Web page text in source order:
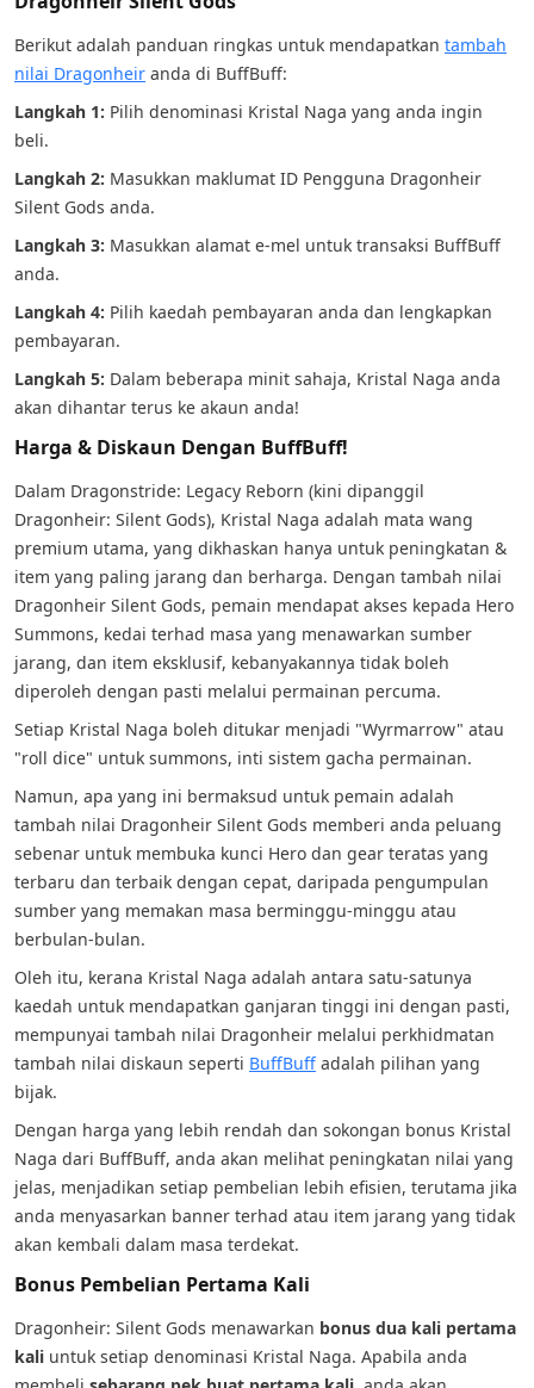
Berikut adalah panduan ringkas untuk mendapatkan tambah
nilai Dragonheir anda di BuffBuff:
Langkah 1: Pilih denominasi Kristal Naga yang anda ingin
beli.
Langkah 2: Masukkan maklumat ID Pengguna Dragonheir
Silent Gods anda.
Langkah 3: Masukkan alamat e-mel untuk transaksi BuffBuff
anda.
Langkah 4: Pilih kaedah pembayaran anda dan lengkapkan
pembayaran.
Langkah 5: Dalam beberapa minit sahaja, Kristal Naga anda
akan dihantar terus ke akaun anda!
Harga & Diskaun Dengan BuffBuff!
Dalam Dragonstride: Legacy Reborn (kini dipanggil
Dragonheir: Silent Gods), Kristal Naga adalah mata wang
premium utama, yang dikhaskan hanya untuk peningkatan &
item yang paling jarang dan berharga. Dengan tambah nilai
Dragonheir Silent Gods, pemain mendapat akses kepada Hero
Summons, kedai terhad masa yang menawarkan sumber
jarang, dan item eksklusif, kebanyakannya tidak boleh
diperoleh dengan pasti melalui permainan percuma.
Setiap Kristal Naga boleh ditukar menjadi "Wyrmarrow" atau
"roll dice" untuk summons, inti sistem gacha permainan.
Namun, apa yang ini bermaksud untuk pemain adalah
tambah nilai Dragonheir Silent Gods memberi anda peluang
sebenar untuk membuka kunci Hero dan gear teratas yang
terbaru dan terbaik dengan cepat, daripada pengumpulan
sumber yang memakan masa berminggu-minggu atau
berbulan-bulan.
Oleh itu, kerana Kristal Naga adalah antara satu-satunya
kaedah untuk mendapatkan ganjaran tinggi ini dengan pasti,
mempunyai tambah nilai Dragonheir melalui perkhidmatan
tambah nilai diskaun seperti BuffBuff adalah pilihan yang
bijak.
Dengan harga yang lebih rendah dan sokongan bonus Kristal
Naga dari BuffBuff, anda akan melihat peningkatan nilai yang
jelas, menjadikan setiap pembelian lebih efisien, terutama jika
anda menyasarkan banner terhad atau item jarang yang tidak
akan kembali dalam masa terdekat.
Bonus Pembelian Pertama Kali
Dragonheir: Silent Gods menawarkan bonus dua kali pertama
kali untuk setiap denominasi Kristal Naga. Apabila anda